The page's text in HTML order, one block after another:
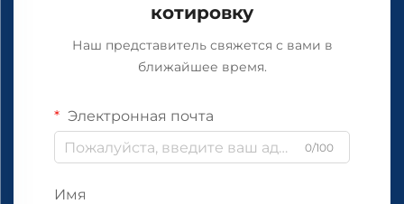
котировку
Наш представитель свяжется с вами в
ближайшее время.
Электронная почта
0/100
Имя